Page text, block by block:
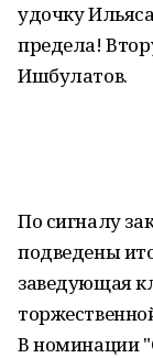
удочку
предела!
Ишбулатов.
По сигналу
подведены
заведующая
В номинации